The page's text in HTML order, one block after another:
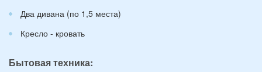
Два дивана (по 1,5 места)
Кресло - кровать
Бытовая техника: